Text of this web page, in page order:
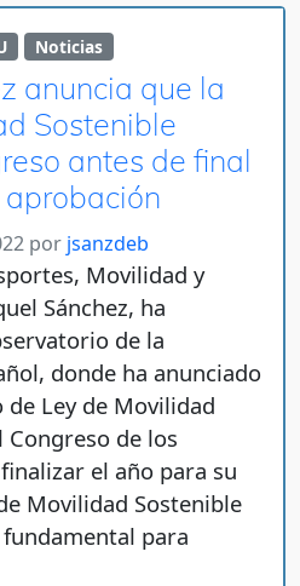
Noticias
anuncia que la
Sostenible
antes de final
por jsanzdeb
Movilidad y
Sánchez, ha
de la
donde ha anunciado
Ley de Movilidad
Congreso de los
el año para su
Movilidad Sostenible
para